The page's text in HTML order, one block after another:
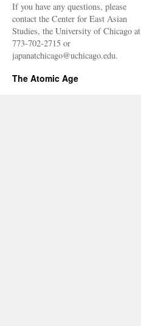
If you have any questions, please
contact the Center for East Asian
Studies, the University of Chicago at
773-702-2715 or
japanatchicago@uchicago.edu.
The Atomic Age